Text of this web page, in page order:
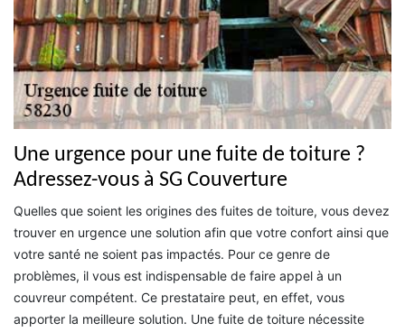
Une urgence pour une fuite de toiture ?
Adressez-vous à SG Couverture
Quelles que soient les origines des fuites de toiture, vous devez
trouver en urgence une solution afin que votre confort ainsi que
votre santé ne soient pas impactés. Pour ce genre de
problèmes, il vous est indispensable de faire appel à un
couvreur compétent. Ce prestataire peut, en effet, vous
apporter la meilleure solution. Une fuite de toiture nécessite